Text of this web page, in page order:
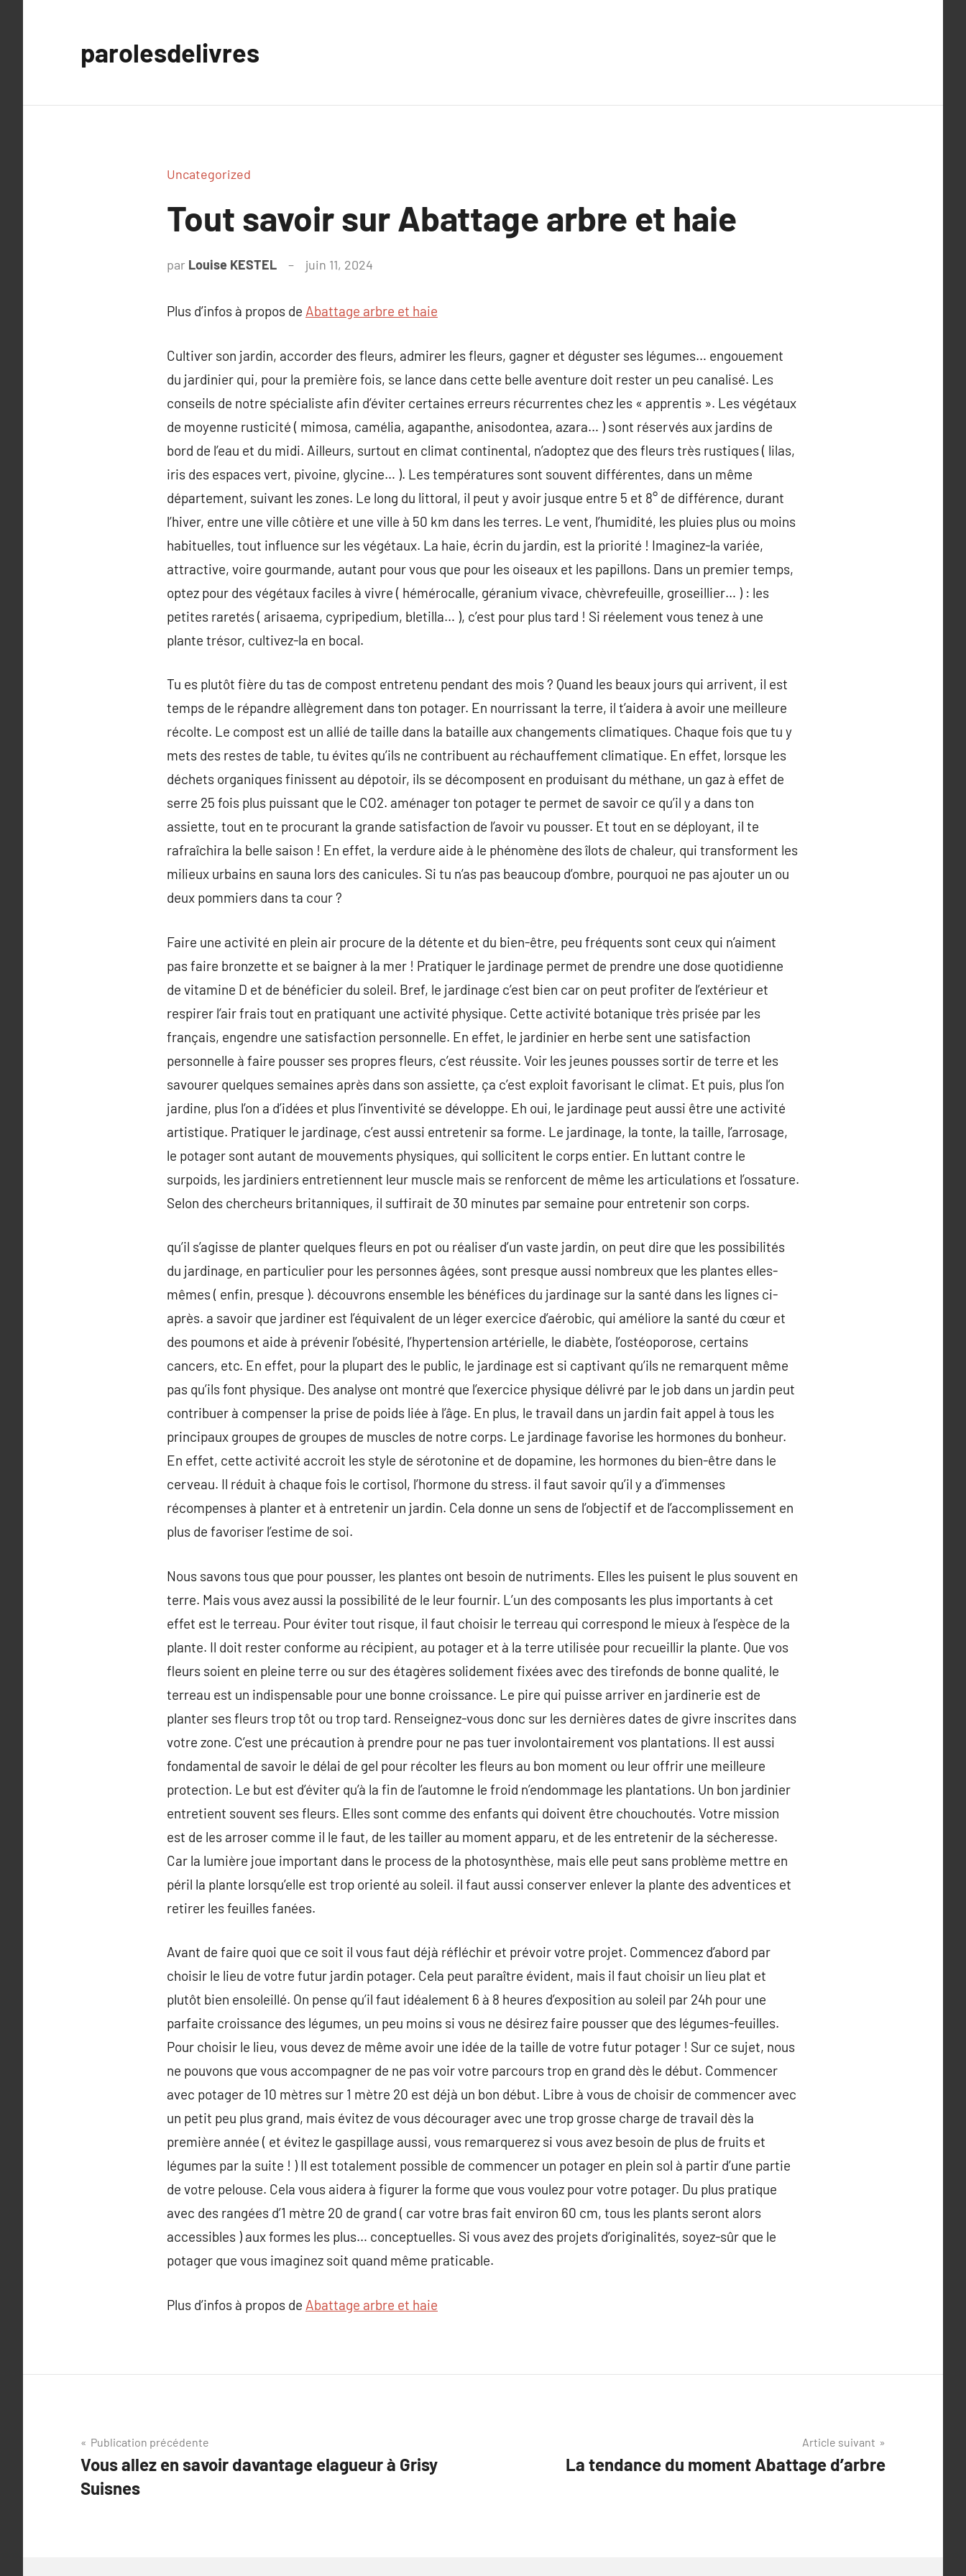
parolesdelivres
Uncategorized
Tout savoir sur Abattage arbre et haie
par Louise KESTEL juin 11, 2024
Plus d’infos à propos de Abattage arbre et haie
Cultiver son jardin, accorder des fleurs, admirer les fleurs, gagner et déguster ses légumes… engouement
du jardinier qui, pour la première fois, se lance dans cette belle aventure doit rester un peu canalisé. Les
conseils de notre spécialiste afin d’éviter certaines erreurs récurrentes chez les « apprentis ». Les végétaux
de moyenne rusticité ( mimosa, camélia, agapanthe, anisodontea, azara… ) sont réservés aux jardins de
bord de l’eau et du midi. Ailleurs, surtout en climat continental, n’adoptez que des fleurs très rustiques ( lilas,
iris des espaces vert, pivoine, glycine… ). Les températures sont souvent différentes, dans un même
département, suivant les zones. Le long du littoral, il peut y avoir jusque entre 5 et 8° de différence, durant
l’hiver, entre une ville côtière et une ville à 50 km dans les terres. Le vent, l’humidité, les pluies plus ou moins
habituelles, tout influence sur les végétaux. La haie, écrin du jardin, est la priorité ! Imaginez-la variée,
attractive, voire gourmande, autant pour vous que pour les oiseaux et les papillons. Dans un premier temps,
optez pour des végétaux faciles à vivre ( hémérocalle, géranium vivace, chèvrefeuille, groseillier… ) : les
petites raretés ( arisaema, cypripedium, bletilla… ), c’est pour plus tard ! Si réelement vous tenez à une
plante trésor, cultivez-la en bocal.
Tu es plutôt fière du tas de compost entretenu pendant des mois ? Quand les beaux jours qui arrivent, il est
temps de le répandre allègrement dans ton potager. En nourrissant la terre, il t’aidera à avoir une meilleure
récolte. Le compost est un allié de taille dans la bataille aux changements climatiques. Chaque fois que tu y
mets des restes de table, tu évites qu’ils ne contribuent au réchauffement climatique. En effet, lorsque les
déchets organiques finissent au dépotoir, ils se décomposent en produisant du méthane, un gaz à effet de
serre 25 fois plus puissant que le CO2. aménager ton potager te permet de savoir ce qu’il y a dans ton
assiette, tout en te procurant la grande satisfaction de l’avoir vu pousser. Et tout en se déployant, il te
rafraîchira la belle saison ! En effet, la verdure aide à le phénomène des îlots de chaleur, qui transforment les
milieux urbains en sauna lors des canicules. Si tu n’as pas beaucoup d’ombre, pourquoi ne pas ajouter un ou
deux pommiers dans ta cour ?
Faire une activité en plein air procure de la détente et du bien-être, peu fréquents sont ceux qui n’aiment
pas faire bronzette et se baigner à la mer ! Pratiquer le jardinage permet de prendre une dose quotidienne
de vitamine D et de bénéficier du soleil. Bref, le jardinage c’est bien car on peut profiter de l’extérieur et
respirer l’air frais tout en pratiquant une activité physique. Cette activité botanique très prisée par les
français, engendre une satisfaction personnelle. En effet, le jardinier en herbe sent une satisfaction
personnelle à faire pousser ses propres fleurs, c’est réussite. Voir les jeunes pousses sortir de terre et les
savourer quelques semaines après dans son assiette, ça c’est exploit favorisant le climat. Et puis, plus l’on
jardine, plus l’on a d’idées et plus l’inventivité se développe. Eh oui, le jardinage peut aussi être une activité
artistique. Pratiquer le jardinage, c’est aussi entretenir sa forme. Le jardinage, la tonte, la taille, l’arrosage,
le potager sont autant de mouvements physiques, qui sollicitent le corps entier. En luttant contre le
surpoids, les jardiniers entretiennent leur muscle mais se renforcent de même les articulations et l’ossature.
Selon des chercheurs britanniques, il suffirait de 30 minutes par semaine pour entretenir son corps.
qu’il s’agisse de planter quelques fleurs en pot ou réaliser d’un vaste jardin, on peut dire que les possibilités
du jardinage, en particulier pour les personnes âgées, sont presque aussi nombreux que les plantes elles-
mêmes ( enfin, presque ). découvrons ensemble les bénéfices du jardinage sur la santé dans les lignes ci-
après. a savoir que jardiner est l’équivalent de un léger exercice d’aérobic, qui améliore la santé du cœur et
des poumons et aide à prévenir l’obésité, l’hypertension artérielle, le diabète, l’ostéoporose, certains
cancers, etc. En effet, pour la plupart des le public, le jardinage est si captivant qu’ils ne remarquent même
pas qu’ils font physique. Des analyse ont montré que l’exercice physique délivré par le job dans un jardin peut
contribuer à compenser la prise de poids liée à l’âge. En plus, le travail dans un jardin fait appel à tous les
principaux groupes de groupes de muscles de notre corps. Le jardinage favorise les hormones du bonheur.
En effet, cette activité accroit les style de sérotonine et de dopamine, les hormones du bien-être dans le
cerveau. Il réduit à chaque fois le cortisol, l’hormone du stress. il faut savoir qu’il y a d’immenses
récompenses à planter et à entretenir un jardin. Cela donne un sens de l’objectif et de l’accomplissement en
plus de favoriser l’estime de soi.
Nous savons tous que pour pousser, les plantes ont besoin de nutriments. Elles les puisent le plus souvent en
terre. Mais vous avez aussi la possibilité de le leur fournir. L’un des composants les plus importants à cet
effet est le terreau. Pour éviter tout risque, il faut choisir le terreau qui correspond le mieux à l’espèce de la
plante. Il doit rester conforme au récipient, au potager et à la terre utilisée pour recueillir la plante. Que vos
fleurs soient en pleine terre ou sur des étagères solidement fixées avec des tirefonds de bonne qualité, le
terreau est un indispensable pour une bonne croissance. Le pire qui puisse arriver en jardinerie est de
planter ses fleurs trop tôt ou trop tard. Renseignez-vous donc sur les dernières dates de givre inscrites dans
votre zone. C’est une précaution à prendre pour ne pas tuer involontairement vos plantations. Il est aussi
fondamental de savoir le délai de gel pour récolter les fleurs au bon moment ou leur offrir une meilleure
protection. Le but est d’éviter qu’à la fin de l’automne le froid n’endommage les plantations. Un bon jardinier
entretient souvent ses fleurs. Elles sont comme des enfants qui doivent être chouchoutés. Votre mission
est de les arroser comme il le faut, de les tailler au moment apparu, et de les entretenir de la sécheresse.
Car la lumière joue important dans le process de la photosynthèse, mais elle peut sans problème mettre en
péril la plante lorsqu’elle est trop orienté au soleil. il faut aussi conserver enlever la plante des adventices et
retirer les feuilles fanées.
Avant de faire quoi que ce soit il vous faut déjà réfléchir et prévoir votre projet. Commencez d’abord par
choisir le lieu de votre futur jardin potager. Cela peut paraître évident, mais il faut choisir un lieu plat et
plutôt bien ensoleillé. On pense qu’il faut idéalement 6 à 8 heures d’exposition au soleil par 24h pour une
parfaite croissance des légumes, un peu moins si vous ne désirez faire pousser que des légumes-feuilles.
Pour choisir le lieu, vous devez de même avoir une idée de la taille de votre futur potager ! Sur ce sujet, nous
ne pouvons que vous accompagner de ne pas voir votre parcours trop en grand dès le début. Commencer
avec potager de 10 mètres sur 1 mètre 20 est déjà un bon début. Libre à vous de choisir de commencer avec
un petit peu plus grand, mais évitez de vous décourager avec une trop grosse charge de travail dès la
première année ( et évitez le gaspillage aussi, vous remarquerez si vous avez besoin de plus de fruits et
légumes par la suite ! ) Il est totalement possible de commencer un potager en plein sol à partir d’une partie
de votre pelouse. Cela vous aidera à figurer la forme que vous voulez pour votre potager. Du plus pratique
avec des rangées d’1 mètre 20 de grand ( car votre bras fait environ 60 cm, tous les plants seront alors
accessibles ) aux formes les plus… conceptuelles. Si vous avez des projets d’originalités, soyez-sûr que le
potager que vous imaginez soit quand même praticable.
Plus d’infos à propos de Abattage arbre et haie
Navigation
de
l’article
Publication précédente
Vous allez en savoir davantage elagueur à Grisy
Suisnes
Article suivant
La tendance du moment Abattage d’arbre